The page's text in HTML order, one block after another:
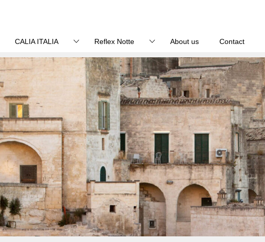
CALIA ITALIA Reflex Notte About us Contact